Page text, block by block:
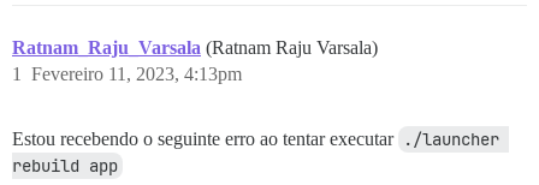
Ratnam_Raju_Varsala (Ratnam Raju Varsala)
Fevereiro 11, 2023, 4:13pm
1
Estou recebendo o seguinte erro ao tentar executar ./launcher
rebuild app